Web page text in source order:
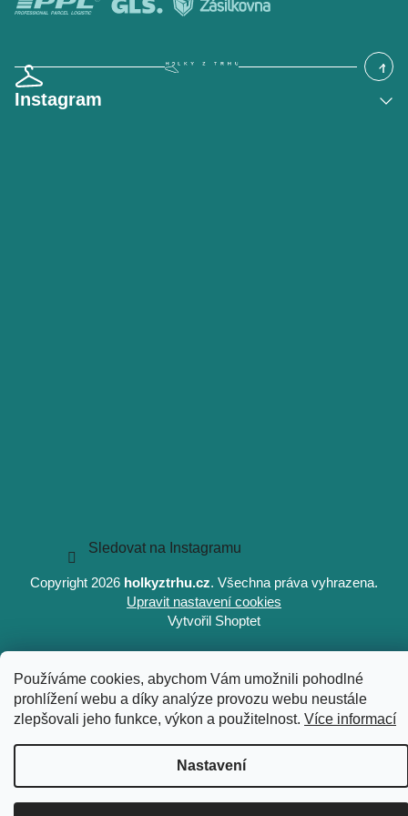
Používáme cookies, abychom Vám umožnili pohodlné
prohlížení webu a díky analýze provozu webu neustále
zlepšovali jeho funkce, výkon a použitelnost. Více informací
Nastavení
Instagram
Sledovat na Instagramu
Vytvořil Shoptet
Copyright 2026 holkyztrhu.cz. Všechna práva vyhrazena.
Upravit nastavení cookies